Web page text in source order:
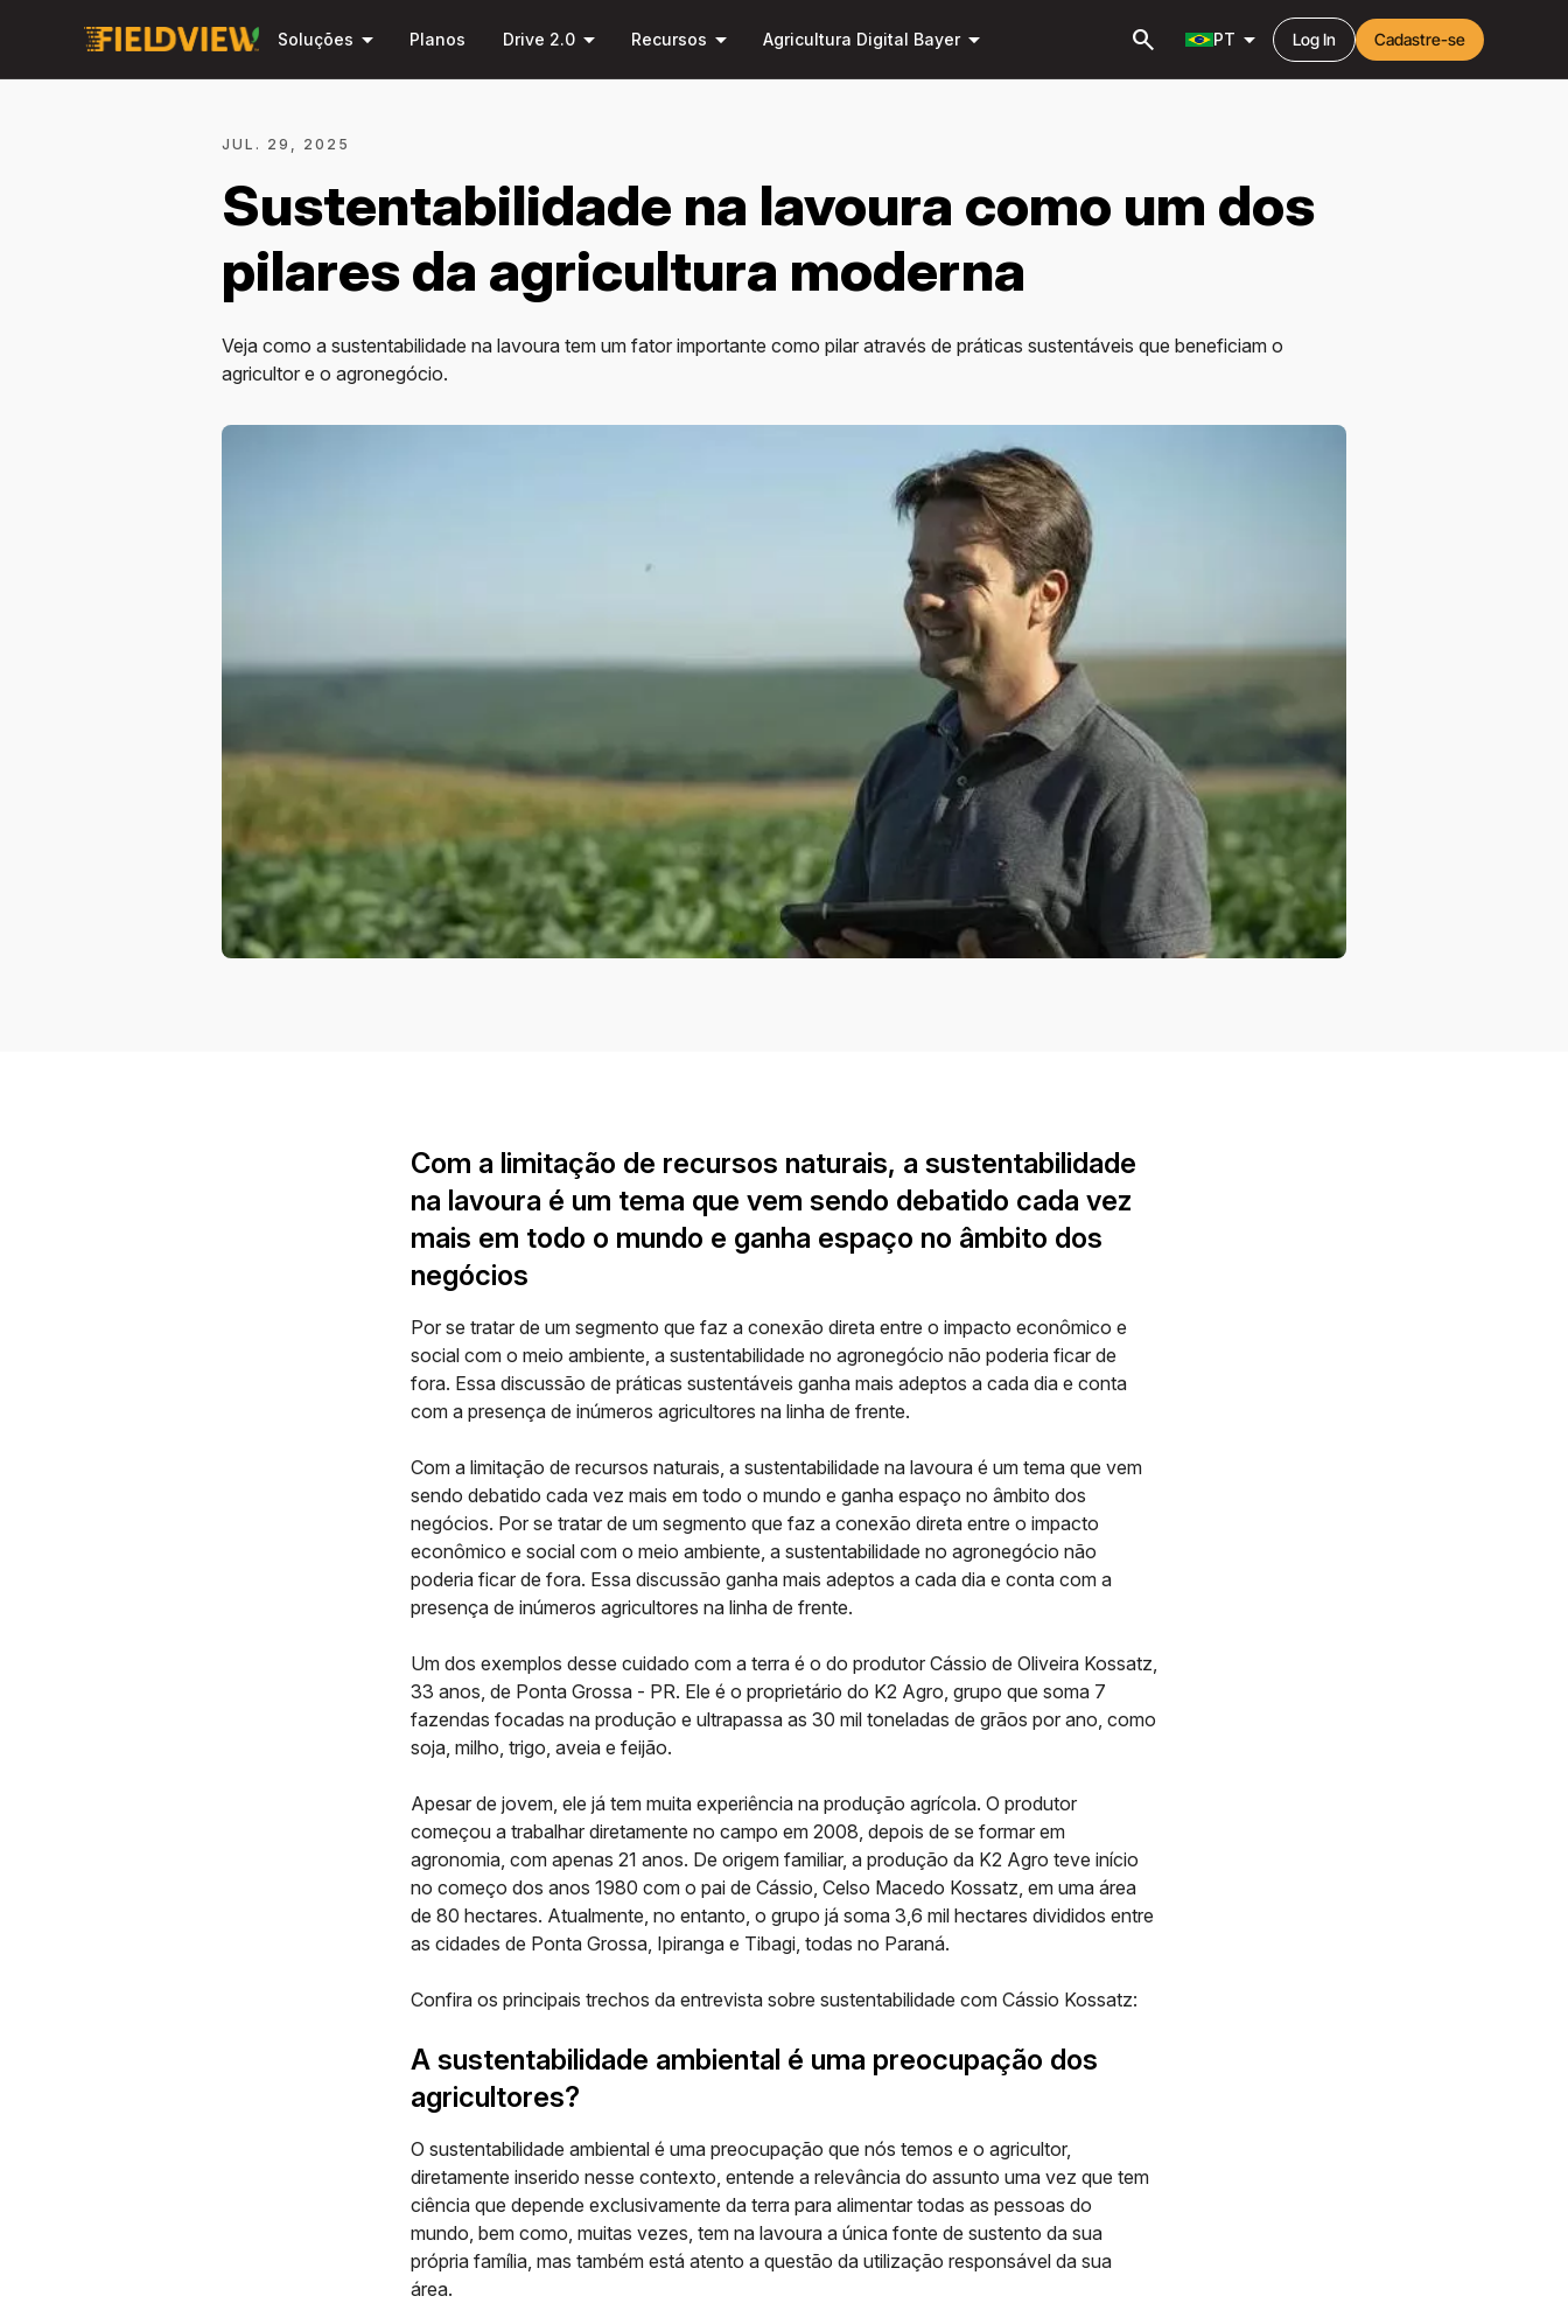
para o
principal
Soluções arrow_drop_down Planos Drive 2.0 arrow_drop_down Recursos arrow_drop_down Agricultura Digital Bayerarrow_drop_down search PT arrow_drop_down Log In Cadastre-se
JUL. 29, 2025
Sustentabilidade na lavoura como um dos
pilares da agricultura moderna
Veja como a sustentabilidade na lavoura tem um fator importante como pilar através de práticas sustentáveis que beneficiam o
agricultor e o agronegócio.
Com a limitação de recursos naturais, a sustentabilidade
na lavoura é um tema que vem sendo debatido cada vez
mais em todo o mundo e ganha espaço no âmbito dos
negócios
Por se tratar de um segmento que faz a conexão direta entre o impacto econômico e
social com o meio ambiente, a sustentabilidade no agronegócio não poderia ficar de
fora. Essa discussão de práticas sustentáveis ganha mais adeptos a cada dia e conta
com a presença de inúmeros agricultores na linha de frente.
Com a limitação de recursos naturais, a sustentabilidade na lavoura é um tema que vem
sendo debatido cada vez mais em todo o mundo e ganha espaço no âmbito dos
negócios. Por se tratar de um segmento que faz a conexão direta entre o impacto
econômico e social com o meio ambiente, a sustentabilidade no agronegócio não
poderia ficar de fora. Essa discussão ganha mais adeptos a cada dia e conta com a
presença de inúmeros agricultores na linha de frente.
Um dos exemplos desse cuidado com a terra é o do produtor Cássio de Oliveira Kossatz,
33 anos, de Ponta Grossa - PR. Ele é o proprietário do K2 Agro, grupo que soma 7
fazendas focadas na produção e ultrapassa as 30 mil toneladas de grãos por ano, como
soja, milho, trigo, aveia e feijão.
Apesar de jovem, ele já tem muita experiência na produção agrícola. O produtor
começou a trabalhar diretamente no campo em 2008, depois de se formar em
agronomia, com apenas 21 anos. De origem familiar, a produção da K2 Agro teve início
no começo dos anos 1980 com o pai de Cássio, Celso Macedo Kossatz, em uma área
de 80 hectares. Atualmente, no entanto, o grupo já soma 3,6 mil hectares divididos entre
as cidades de Ponta Grossa, Ipiranga e Tibagi, todas no Paraná.
Confira os principais trechos da entrevista sobre sustentabilidade com Cássio Kossatz:
A sustentabilidade ambiental é uma preocupação dos
agricultores?
O sustentabilidade ambiental é uma preocupação que nós temos e o agricultor,
diretamente inserido nesse contexto, entende a relevância do assunto uma vez que tem
ciência que depende exclusivamente da terra para alimentar todas as pessoas do
mundo, bem como, muitas vezes, tem na lavoura a única fonte de sustento da sua
própria família, mas também está atento a questão da utilização responsável da sua
área.